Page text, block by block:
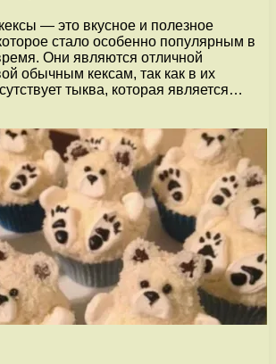
— это вкусное и полезное
стало особенно популярным в
Они являются отличной
обычным кексам, так как в их
тыква, которая является…